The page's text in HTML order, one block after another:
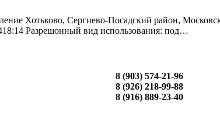
Хотьково, Сергиево-Посадский район,
Разрешонный вид использования: под…
8 (903) 574-21-96
8 (926) 218-99-88
8 (916) 889-23-40